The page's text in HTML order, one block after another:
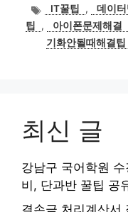
태IT꿀팁 , 데이터
팁
, 아이폰문제해결
기화안될때해결팁
최신 글
강남구 국어학원
비, 단과반 꿀팁 공
결손금 처리계산서